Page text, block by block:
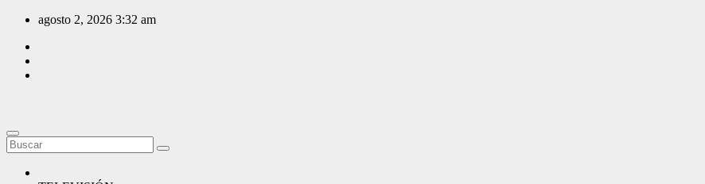
Saltar
contenido
agosto 2, 2026 3:32 am